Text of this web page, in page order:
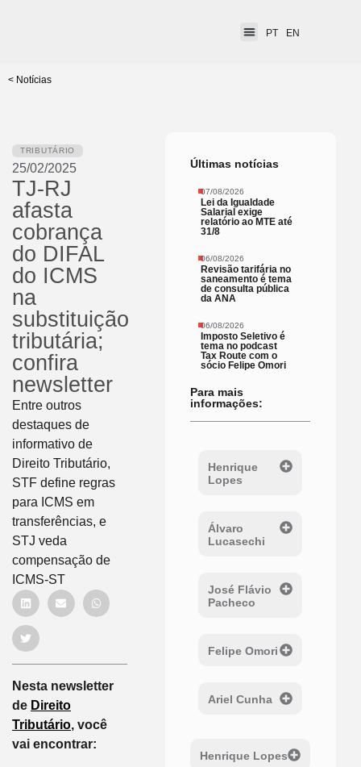
PT EN
< Notícias
TRIBUTÁRIO
25/02/2025
TJ-RJ
afasta
cobrança
do DIFAL
do ICMS
na
substituição
tributária;
confira
newsletter
Entre outros
destaques de
informativo de
Direito Tributário,
STF define regras
para ICMS em
transferências, e
STJ veda
compensação de
ICMS-ST
Nesta newsletter
de Direito
Tributário, você
vai encontrar:
Últimas notícias
07/08/2026
Lei da Igualdade
Salarial exige
relatório ao MTE até
31/8
06/08/2026
Revisão tarifária no
saneamento é tema
de consulta pública
da ANA
06/08/2026
Imposto Seletivo é
tema no podcast
Tax Route com o
sócio Felipe Omori
Para mais
informações:
Henrique
Lopes
Álvaro
Lucasechi
José Flávio
Pacheco
Felipe Omori
Ariel Cunha
Henrique Lopes